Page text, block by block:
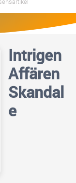
Intrigen
Affären
Skandal
e